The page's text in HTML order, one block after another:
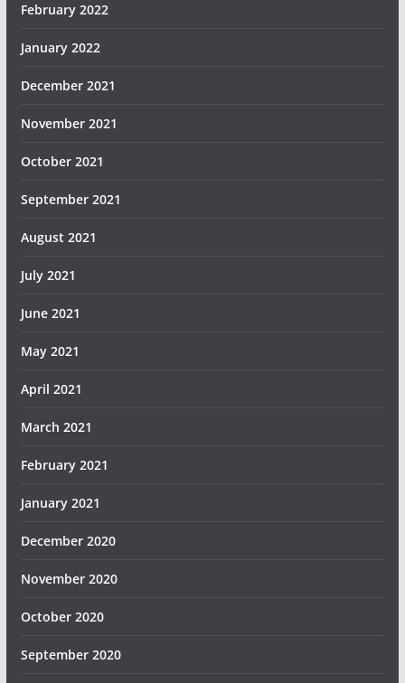
February 2022
January 2022
December 2021
November 2021
October 2021
September 2021
August 2021
July 2021
June 2021
May 2021
April 2021
March 2021
February 2021
January 2021
December 2020
November 2020
October 2020
September 2020